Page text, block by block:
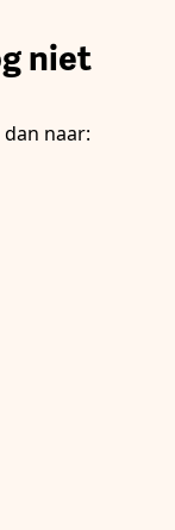
niet
naar: